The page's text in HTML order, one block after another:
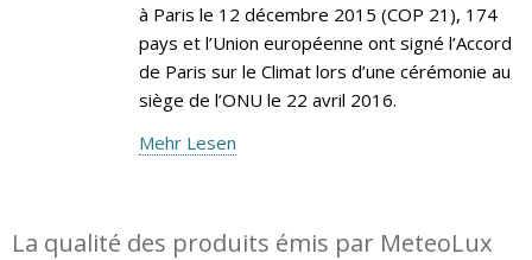
à Paris le 12 décembre 2015 (COP 21), 174
pays et l’Union européenne ont signé l’Accord
de Paris sur le Climat lors d’une cérémonie au
siège de l’ONU le 22 avril 2016.
Mehr Lesen
La qualité des produits émis par MeteoLux